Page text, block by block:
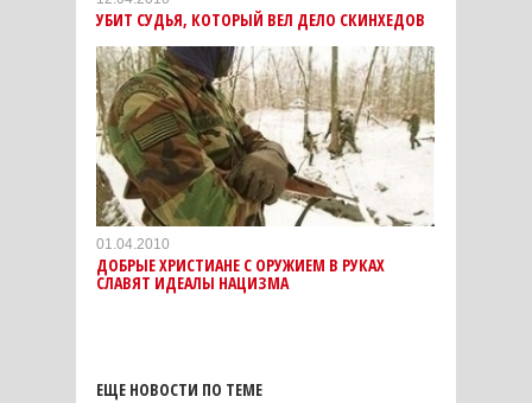
УБИТ СУДЬЯ, КОТОРЫЙ ВЕЛ ДЕЛО СКИНХЕДОВ
01.04.2010
ДОБРЫЕ ХРИСТИАНЕ С ОРУЖИЕМ В РУКАХ
СЛАВЯТ ИДЕАЛЫ НАЦИЗМА
ЕЩЕ НОВОСТИ ПО ТЕМЕ